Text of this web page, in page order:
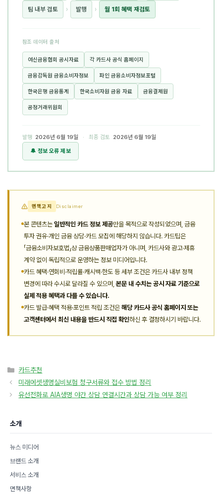
팀 내부 검토 › 발행 › 월 1회 혜택 재검토
참조 데이터 출처
여신금융협회 공시자료 각 카드사 공식 홈페이지
금융감독원 금융소비자정보 파인 금융소비자정보포털
한국은행 금융통계 한국소비자원 금융 자료 금융결제원
공정거래위원회
발행 2026년 6월 19일 · 최종 검토
2026년 6월 19일
🔔 정보 오류 제보
면책고지 Disclaimer
본 콘텐츠는 일반적인 카드 정보 제공만을 목적으로 작성되었으며, 금융
투자 권유·개인 금융 상담·카드 모집에 해당하지 않습니다. 카드팁은
「금융소비자보호법」상 금융상품판매업자가 아니며, 카드사와 광고·제휴
계약 없이 독립적으로 운영하는 정보 미디어입니다.
카드 혜택·연회비·적립률·캐시백·한도 등 세부 조건은 카드사 내부 정책
변경에 따라 수시로 달라질 수 있으며,본문 내 수치는 공시 자료 기준으로
실제 적용 혜택과 다를 수 있습니다.
카드 발급·혜택 적용·포인트 적립 조건은 해당 카드사 공식 홈페이지 또는
고객센터에서 최신 내용을 반드시 직접 확인하신 후 결정하시기 바랍니다.
카
테
리
카드추천
미래에셋생명실비보험 청구서류와 접수 방법 정리
유선전화로 AIA생명 야간 상담 연결시간과 상담 가능 여부 정리
소개
뉴스 미디어
브랜드 소개
서비스 소개
면책사항